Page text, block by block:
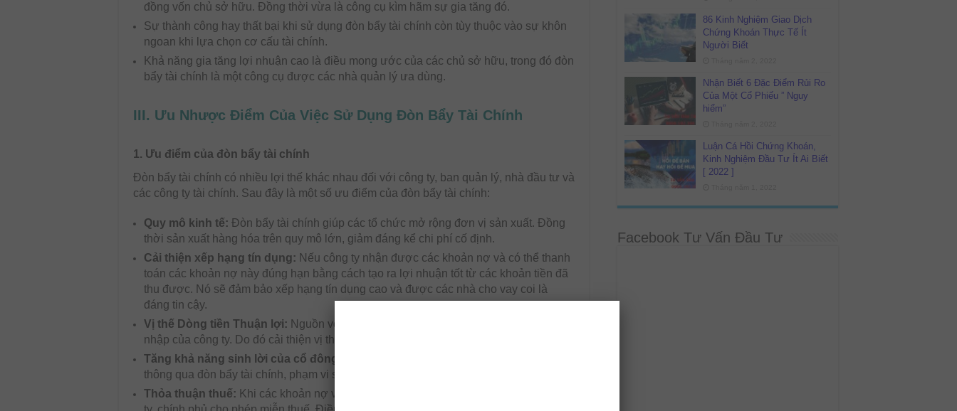
đồng vốn chủ sở hữu. Đồng thời vừa là công cụ kìm hãm sự gia tăng đó.
Sự thành công hay thất bại khi sử dụng đòn bẩy tài chính còn tùy thuộc vào sự khôn
ngoan khi lựa chọn cơ cấu tài chính.
Khả năng gia tăng lợi nhuận cao là điều mong ước của các chủ sở hữu, trong đó đòn
bẩy tài chính là một công cụ được các nhà quản lý ưa dùng.
III. Ưu Nhược Điểm Của Việc Sử Dụng Đòn Bẩy Tài Chính
1. Ưu điểm của đòn bẩy tài chính
Đòn bẩy tài chính có nhiều lợi thế khác nhau đối với công ty, ban quản lý, nhà đầu tư và
các công ty tài chính. Sau đây là một số ưu điểm của đòn bẩy tài chính:
Quy mô kinh tế: Đòn bẩy tài chính giúp các tổ chức mở rộng đơn vị sản xuất. Đồng
thời sản xuất hàng hóa trên quy mô lớn, giảm đáng kể chi phí cố định.
Cải thiện xếp hạng tín dụng: Nếu công ty nhận được các khoản nợ và có thể thanh
toán các khoản nợ này đúng hạn bằng cách tạo ra lợi nhuận tốt từ các khoản tiền đã
thu được. Nó sẽ đảm bảo xếp hạng tín dụng cao và được các nhà cho vay coi là
đáng tin cậy.
Vị thế Dòng tiền Thuận lợi: Nguồn vốn bổ sung này tạo cơ hội để tăng khả năng thu
nhập của công ty. Do đó cải thiện vị thế dòng tiền của công ty.
Tăng khả năng sinh lời của cổ đông:
thông qua đòn bẩy tài chính, phạm vi sinh lời cũng tăng lên.
Thỏa thuận thuế: Khi các khoản nợ và trách nhiệm pháp lý gây gánh nặng cho công
86 Kinh Nghiệm Giao Dịch
Chứng Khoán Thực Tế Ít
Người Biết
Nhận Biết 6 Đặc Điểm Rủi Ro
Của Một Cổ Phiếu ” Nguy
hiểm”
Luận Cá Hồi Chứng Khoán,
Kinh Nghiệm Đầu Tư Ít Ai Biết
[ 2022 ]
Facebook Tư Vấn Đầu Tư